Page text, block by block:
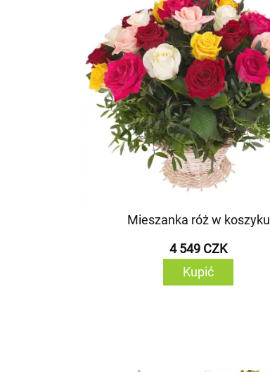
Mieszanka róż w koszyku
4 549 CZK
Kupić